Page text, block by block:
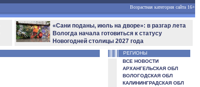
Возрастная категория сайта 16+
«Сани поданы, июль на дворе»: в разгар лета
Вологда начала готовиться к статусу
Новогодней столицы 2027 года
РЕГИОНЫ
ВСЕ НОВОСТИ
АРХАНГЕЛЬСКАЯ ОБЛ
ВОЛОГОДСКАЯ ОБЛ
КАЛИНИНГРАДСКАЯ ОБЛ